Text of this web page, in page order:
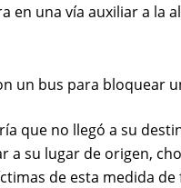
una vía auxiliar a la
un bus para bloquear
que no llegó a su
a su lugar de origen,
de esta medida